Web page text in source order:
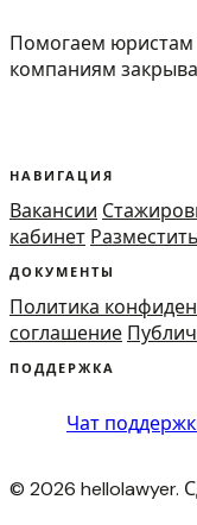
Помогаем юристам
компаниям
НАВИГАЦИЯ
Вакансии
кабинет
ДОКУМЕНТЫ
Политика
соглашение
ПОДДЕРЖКА
Чат
© 2026 hellolawyer.